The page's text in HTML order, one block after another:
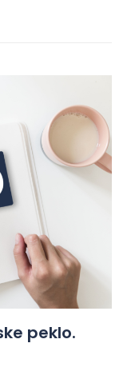
[…]
peklo.